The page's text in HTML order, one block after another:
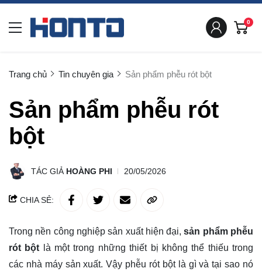
0
Trang chủ Tin chuyên gia Sản phẩm phễu rót bột
Sản phẩm phễu rót
bột
TÁC GIẢ HOÀNG PHI 20/05/2026
CHIA SẺ:
Trong nền công nghiệp sản xuất hiện đại,sản phẩm phễu
rót bột là một trong những thiết bị không thể thiếu trong
các nhà máy sản xuất. Vậy phễu rót bột là gì và tại sao nó